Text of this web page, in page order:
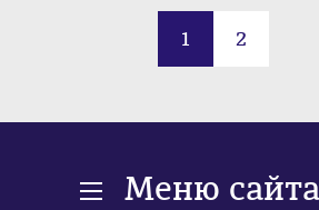
1 2
Меню сайта